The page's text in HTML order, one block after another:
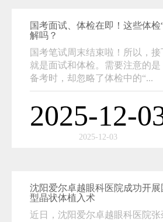
国考面试、体检在即！这些体检
解吗？
国考笔试周末结束啦！所以，
就是面试和体检。需要注意的
备考时，却忽略了体检中的“...
2025-12-
2025-12-03
沈阳爱尔卓越眼科医院成功开展
型晶状体植入术
近日，沈阳爱尔卓越眼科医院张